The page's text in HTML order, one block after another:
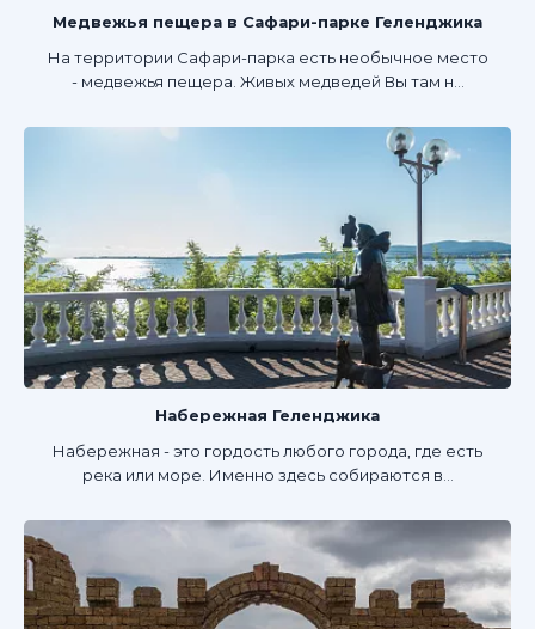
Медвежья пещера в Сафари-парке Геленджика
На территории Сафари-парка есть необычное место
- медвежья пещера. Живых медведей Вы там н...
Набережная Геленджика
Набережная - это гордость любого города, где есть
река или море. Именно здесь собираются в...